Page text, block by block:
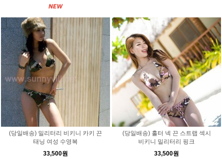
(당일배송) 밀리터리 비키니 카키 끈
태닝 여성 수영복
33,500원
(당일배송) 홀터 넥 끈 스트랩 섹시
비키니 밀리터리 핑크
33,500원